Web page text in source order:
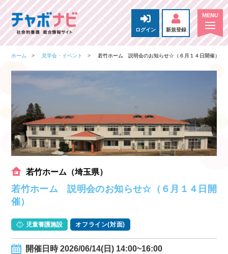
ログイン 新規登録
ホーム 見学会・イベント 若竹ホーム 説明会のお知らせ☆（６月１４日開催）
若竹ホーム（埼玉県）
若竹ホーム 説明会のお知らせ☆（６月１４日開
催）
児童養護施設 オフライン(対面)
開催日時 2026/06/14(日) 14:00~16:00